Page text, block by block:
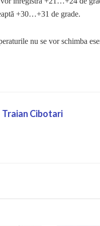
+30…+31 de grade.
nu se vor schimba
Traian Cibotari